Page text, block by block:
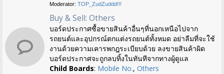
Moderator: TOP_ZudZuddd!!!
Buy & Sell: Others
บอร์ดประกาศซื้อขายสินค้าอื่นๆที่นอกเหนือไปจาก
รถยนต์และอุปกรณ์ตกแต่งรถยนต์ทั้งหมด อย่าลืมที่จะใช้
งานด้วยความเคารพกฎระเบียบด้วย ลงขายสินค้าผิด
บอร์ดประกาศจะถูกลบทิ้งในทันทีจากทางผู้ดูแล
Child Boards: Mobile No., Others